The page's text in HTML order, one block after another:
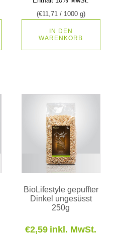
(€11,71 / 1000 g)
IN DEN
WARENKORB
BioLifestyle gepuffter
Dinkel ungesüsst
250g
€2,59 inkl. MwSt.